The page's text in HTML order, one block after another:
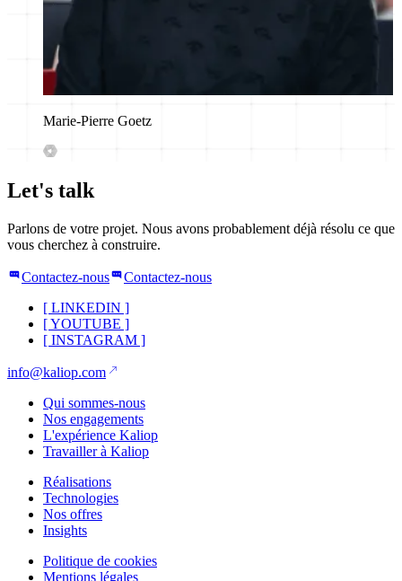
Marie-Pierre Goetz
Let's talk
Parlons de votre projet. Nous avons probablement déjà résolu ce que
vous cherchez à construire.
Contactez-nous
Contactez-nous
[ LINKEDIN ]
[YOUTUBE ]
[ INSTAGRAM ]
info@kaliop.com
Qui sommes-nous
Nos engagements
L'expérience Kaliop
Travailler à Kaliop
Réalisations
Technologies
Nos offres
Insights
Politique de cookies
Mentions légales